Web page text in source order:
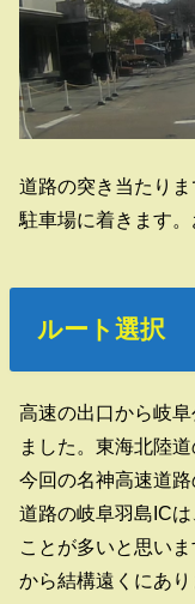
道路の突き当たり
駐車場に着きます。
ルート選択
高速の出口から岐
ました。東海北陸
今回の名神高速道
道路の岐阜羽島IC
ことが多いと思い
から結構遠くにあ